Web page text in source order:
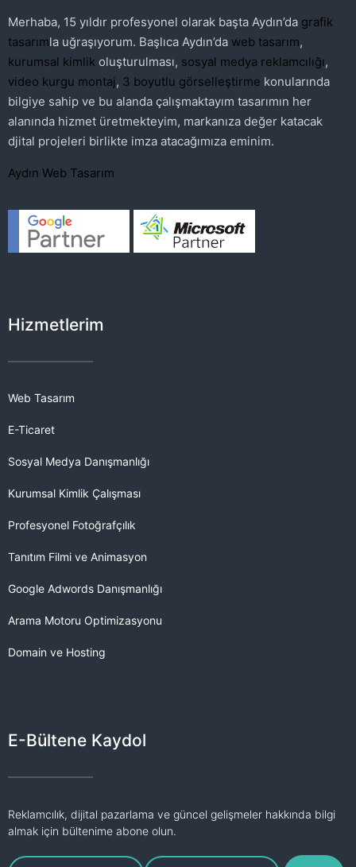
Merhaba, 15 yıldır profesyonel olarak başta Aydın’da grafik
tasarımla uğraşıyorum. Başlıca Aydın’da web tasarım,
kurumsal kimlik oluşturulması, sosyal medya reklamcılığı,
video kurgu montaj, 3 boyutlu görselleştirme konularında
bilgiye sahip ve bu alanda çalışmaktayım tasarımın her
alanında hizmet üretmekteyim, markanıza değer katacak
djital projeleri birlikte imza atacağımıza eminim.
Aydın Web Tasarım
Hizmetlerim
Web Tasarım
E-Ticaret
Sosyal Medya Danışmanlığı
Kurumsal Kimlik Çalışması
Profesyonel Fotoğrafçılık
Tanıtım Filmi ve Animasyon
Google Adwords Danışmanlığı
Arama Motoru Optimizasyonu
Domain ve Hosting
E-Bültene Kaydol
Reklamcılık, dijital pazarlama ve güncel gelişmeler hakkında bilgi
almak için bültenime abone olun.